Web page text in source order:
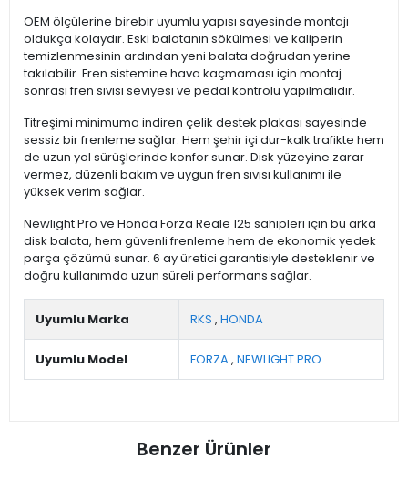
OEM ölçülerine birebir uyumlu yapısı sayesinde montajı
oldukça kolaydır. Eski balatanın sökülmesi ve kaliperin
temizlenmesinin ardından yeni balata doğrudan yerine
takılabilir. Fren sistemine hava kaçmaması için montaj
sonrası fren sıvısı seviyesi ve pedal kontrolü yapılmalıdır.
Titreşimi minimuma indiren çelik destek plakası sayesinde
sessiz bir frenleme sağlar. Hem şehir içi dur-kalk trafikte hem
de uzun yol sürüşlerinde konfor sunar. Disk yüzeyine zarar
vermez, düzenli bakım ve uygun fren sıvısı kullanımı ile
yüksek verim sağlar.
Newlight Pro ve Honda Forza Reale 125 sahipleri için bu arka
disk balata, hem güvenli frenleme hem de ekonomik yedek
parça çözümü sunar. 6 ay üretici garantisiyle desteklenir ve
doğru kullanımda uzun süreli performans sağlar.
Uyumlu Marka RKS , HONDA
Uyumlu Model FORZA, NEWLIGHT PRO
Benzer Ürünler